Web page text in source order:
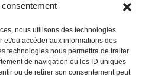
nous utilisons des technologies
et/ou accéder aux informations des
technologies nous permettra de traiter
de navigation ou les ID uniques
ou de retirer son consentement peut
: imaginons que Marie
plafond de 23 130 €, et son
de 4 710 €. Sans
déduire 23 130 € à 41 %, et le
peu ou pas utilisé. Avec